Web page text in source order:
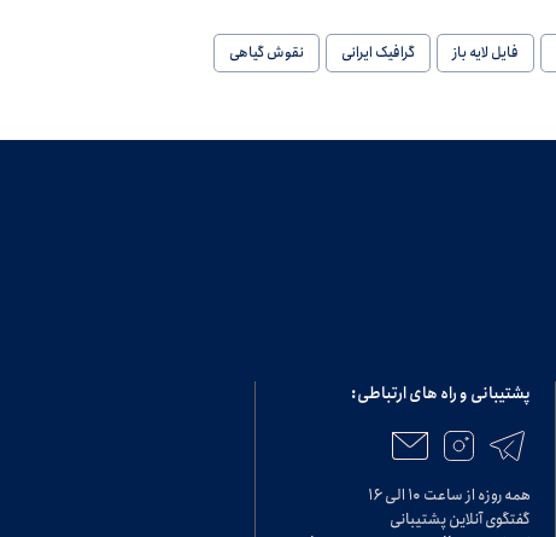
فایل لایه باز گرافیک ایرانی نقوش گیاهی
پشتیبانی و راه های ارتباطی:
همه روزه از ساعت ۱۰ الی ۱۶
گفتگوی آنلاین پشتیبانی